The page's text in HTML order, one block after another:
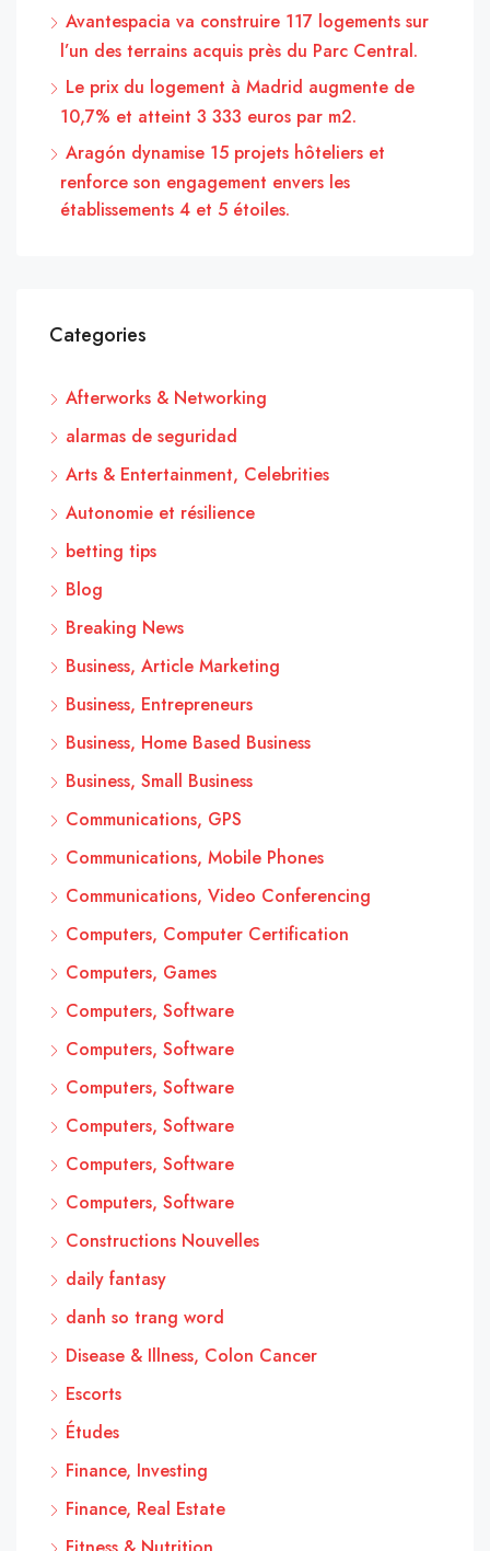
Avantespacia va construire 117 logements sur
l’un des terrains acquis près du Parc Central.
Le prix du logement à Madrid augmente de
10,7% et atteint 3 333 euros par m2.
Aragón dynamise 15 projets hôteliers et
renforce son engagement envers les
établissements 4 et 5 étoiles.
Categories
Afterworks & Networking
alarmas de seguridad
Arts & Entertainment, Celebrities
Autonomie et résilience
betting tips
Blog
Breaking News
Business, Article Marketing
Business, Entrepreneurs
Business, Home Based Business
Business, Small Business
Communications, GPS
Communications, Mobile Phones
Communications, Video Conferencing
Computers, Computer Certification
Computers, Games
Computers, Software
Computers, Software
Computers, Software
Computers, Software
Computers, Software
Computers, Software
Constructions Nouvelles
daily fantasy
danh so trang word
Disease & Illness, Colon Cancer
Escorts
Études
Finance, Investing
Finance, Real Estate